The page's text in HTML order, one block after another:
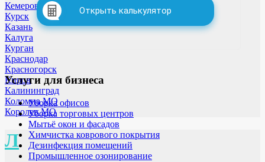
Кемерово
Курск
Казань
Калуга
Курган
Краснодар
Красногорск
Киров
Калининград
Коломна МО
Королев МО
Л
Открыть калькулятор
Услуги для бизнеса
Уборка офисов
Уборка торговых центров
Мытьё окон и фасадов
Химчистка коврового покрытия
Дезинфекция помещений
Промышленное озонирование